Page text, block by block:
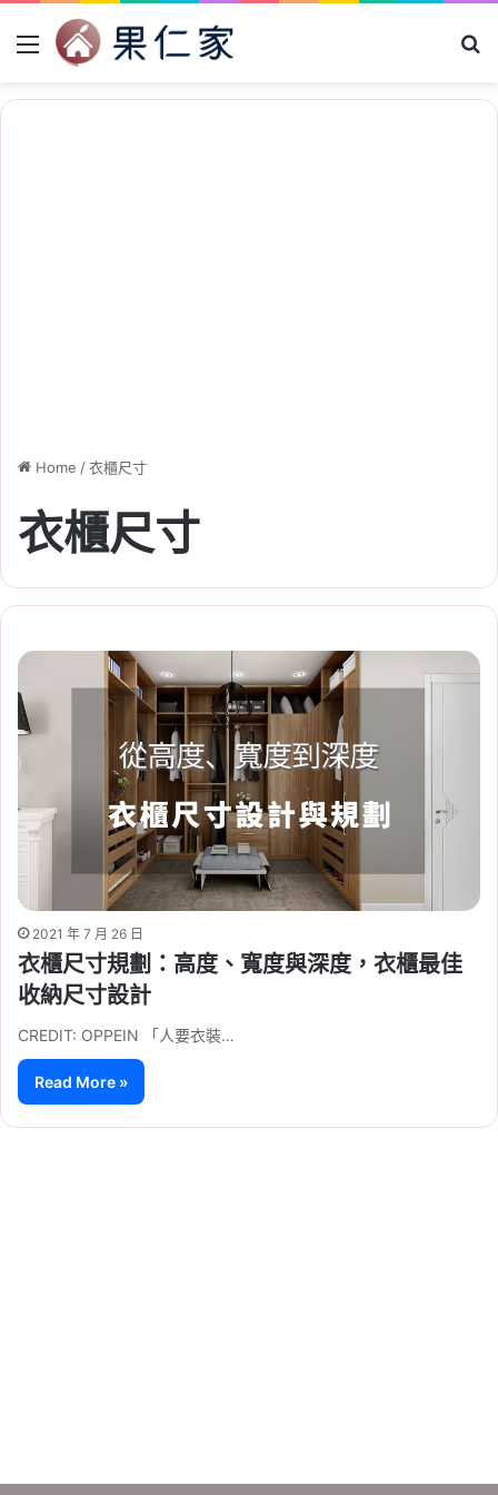
Menu
Home /衣櫃尺寸
衣櫃尺寸
2021 年 7 月 26 日
衣櫃尺寸規劃：高度、寬度與深度，衣櫃最佳
收納尺寸設計
CREDIT: OPPEIN 「人要衣裝…
Read More »